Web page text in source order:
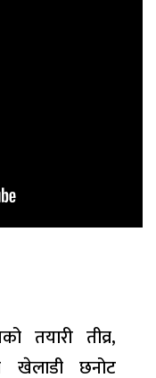
तयारी तीव्र,
खेलाडी छनोट